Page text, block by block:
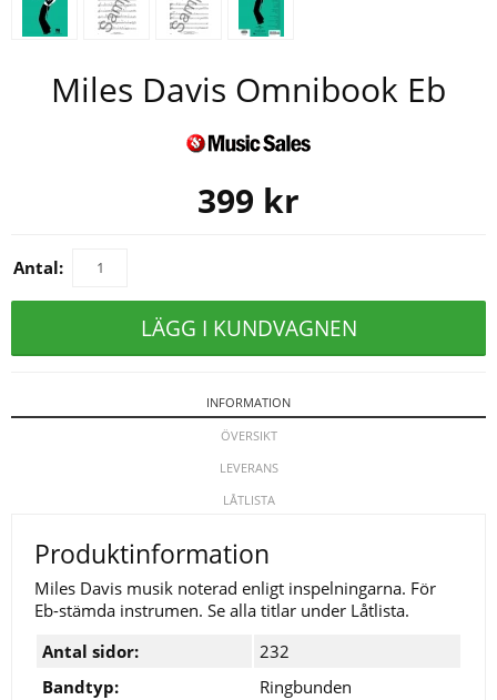
Miles Davis Omnibook Eb
399 kr
Antal:
LÄGG I KUNDVAGNEN
INFORMATION
ÖVERSIKT
LEVERANS
LÅTLISTA
Produktinformation
Miles Davis musik noterad enligt inspelningarna. För
Eb-stämda instrumen. Se alla titlar under Låtlista.
Antal sidor:
232
Bandtyp:
Ringbunden